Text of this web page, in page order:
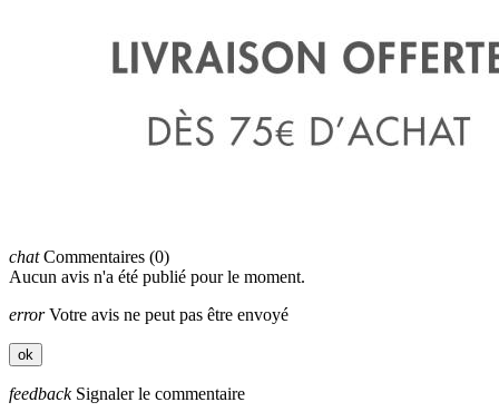
chatCommentaires (0)
Aucun avis n'a été publié pour le moment.
errorVotre avis ne peut pas être envoyé
ok
feedbackSignaler le commentaire